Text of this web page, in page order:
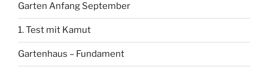
Garten Anfang September
1. Test mit Kamut
Gartenhaus – Fundament